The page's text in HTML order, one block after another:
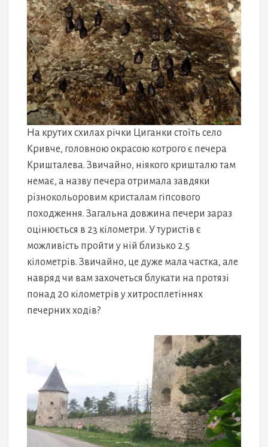
На крутих схилах річки Циганки стоїть село
Кривче, головною окрасою котрого є печера
Кришталева. Звичайно, ніякого кришталю там
немає, а назву печера отримала завдяки
різнокольоровим кристалам гіпсового
походження. Загальна довжина печери зараз
оцінюється в 23 кілометри. У туристів є
можливість пройти у ній близько 2.5
кілометрів. Звичайно, це дуже мала частка, але
навряд чи вам захочеться блукати на протязі
понад 20 кілометрів у хитросплетіннях
печерних ходів?